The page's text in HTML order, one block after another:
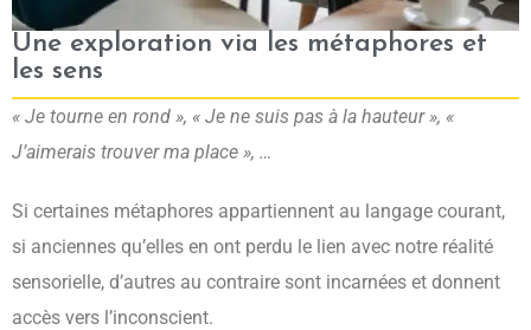
Une exploration via les métaphores et
les sens
« Je tourne en rond », « Je ne suis pas à la hauteur », «
J’aimerais trouver ma place », …
Si certaines métaphores appartiennent au langage courant,
si anciennes qu’elles en ont perdu le lien avec notre réalité
sensorielle, d’autres au contraire sont incarnées et donnent
accès vers l’inconscient.